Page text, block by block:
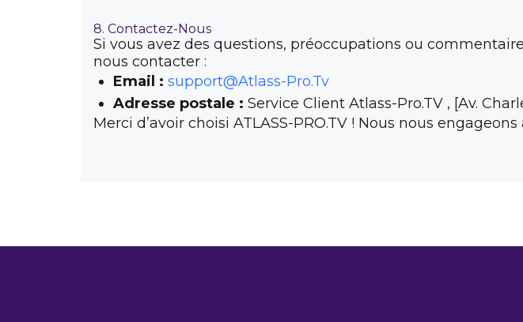
8. Contactez-Nous
Si vous avez des questions, préoccupations ou
nous contacter :
Email : support@Atlass-Pro.Tv
Adresse postale : Service Client Atlass-Pro.TV , [Av.
Merci d’avoir choisi ATLASS-PRO.TV ! Nous nous